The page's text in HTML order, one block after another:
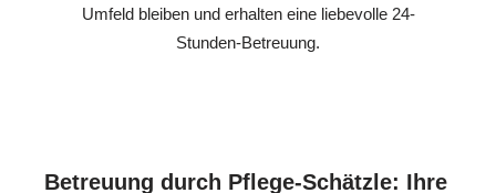
Umfeld bleiben und erhalten eine liebevolle 24-
Stunden-Betreuung.
Betreuung durch Pflege-Schätzle: Ihre